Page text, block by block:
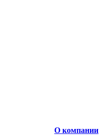
О компании